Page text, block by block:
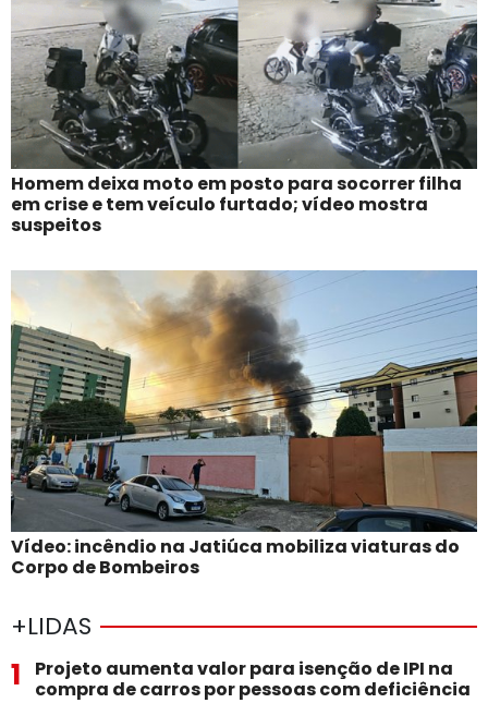
Homem deixa moto em posto para socorrer filha
em crise e tem veículo furtado; vídeo mostra
suspeitos
Vídeo: incêndio na Jatiúca mobiliza viaturas do
Corpo de Bombeiros
+LIDAS
1
Projeto aumenta valor para isenção de IPI na
compra de carros por pessoas com deficiência